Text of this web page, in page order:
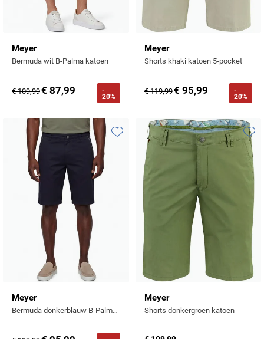
Meyer
Bermuda wit B-Palma katoen
€ 109,99€ 87,99
-
20%
Meyer
Shorts khaki katoen 5-pocket
€ 119,99€ 95,99
-
20%
Meyer
Bermuda donkerblauw B-Palma katoen
Toevoegen aan favorieten
Meyer
Shorts donkergroen katoen